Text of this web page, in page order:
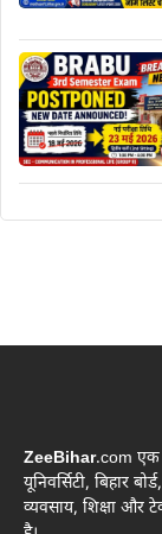
ZeeBihar.com एक
यूनिवर्सिटी, बिहार
व्यवसाय, शिक्षा और